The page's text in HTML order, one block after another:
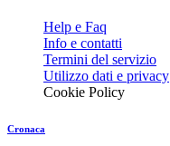
Help e Faq
Info e contatti
Termini del servizio
Utilizzo dati e privacy
Cookie Policy
Cronaca